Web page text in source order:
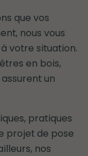
que vos
nous vous
votre situation.
en bois,
un
pratiques
projet de pose
nos